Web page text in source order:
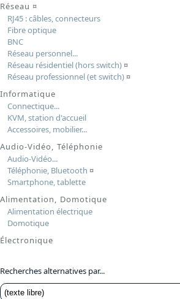
Réseau ¤
RJ45 : câbles, connecteurs
Fibre optique
BNC
Réseau personnel...
Réseau résidentiel (hors switch)¤
Réseau professionnel (et switch)¤
Informatique
Connectique...
KVM, station d'accueil
Accessoires, mobilier...
Audio-Vidéo, Téléphonie
Audio-Vidéo...
Téléphonie, Bluetooth ¤
Smartphone, tablette
Alimentation, Domotique
Alimentation électrique
Domotique
Électronique
Recherches alternatives par...